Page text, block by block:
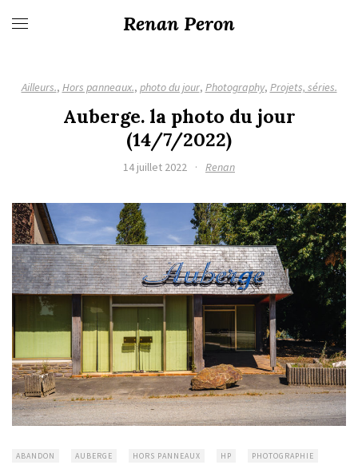
Renan Peron
Ailleurs., Hors panneaux., photo du jour, Photography, Projets, séries.
Auberge. la photo du jour
(14/7/2022)
14 juillet 2022 · Renan
ABANDON AUBERGE HORS PANNEAUX HP PHOTOGRAPHIE